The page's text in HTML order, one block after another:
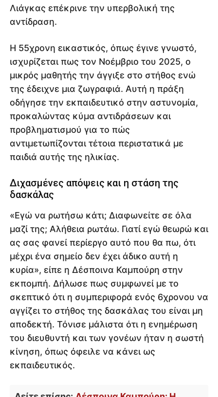
Λιάγκας επέκρινε την υπερβολική της
αντίδραση.
Η 55χρονη εικαστικός, όπως έγινε γνωστό,
ισχυρίζεται πως τον Νοέμβριο του 2025, ο
μικρός μαθητής την άγγιξε στο στήθος ενώ
της έδειχνε μια ζωγραφιά. Αυτή η πράξη
οδήγησε την εκπαιδευτικό στην αστυνομία,
προκαλώντας κύμα αντιδράσεων και
προβληματισμού για το πώς
αντιμετωπίζονται τέτοια περιστατικά με
παιδιά αυτής της ηλικίας.
Διχασμένες απόψεις και η στάση της
δασκάλας
«Εγώ να ρωτήσω κάτι; Διαφωνείτε σε όλα
μαζί της; Αλήθεια ρωτάω. Γιατί εγώ θεωρώ και
ας σας φανεί περίεργο αυτό που θα πω, ότι
μέχρι ένα σημείο δεν έχει άδικο αυτή η
κυρία», είπε η Δέσποινα Καμπούρη στην
εκπομπή. Δήλωσε πως συμφωνεί με το
σκεπτικό ότι η συμπεριφορά ενός 6χρονου να
αγγίζει το στήθος της δασκάλας του είναι μη
αποδεκτή. Τόνισε μάλιστα ότι η ενημέρωση
του διευθυντή και των γονέων ήταν η σωστή
κίνηση, όπως όφειλε να κάνει ως
εκπαιδευτικός.